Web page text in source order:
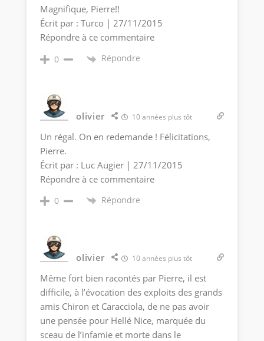
Magnifique, Pierre!!
Écrit par : Turco | 27/11/2015
Répondre à ce commentaire
0 Répondre
olivier 10 années plus tôt
Un régal. On en redemande ! Félicitations,
Pierre.
Écrit par : Luc Augier | 27/11/2015
Répondre à ce commentaire
0 Répondre
olivier 10 années plus tôt
Même fort bien racontés par Pierre, il est
difficile, à l’évocation des exploits des grands
amis Chiron et Caracciola, de ne pas avoir
une pensée pour Hellé Nice, marquée du
sceau de l’infamie et morte dans le